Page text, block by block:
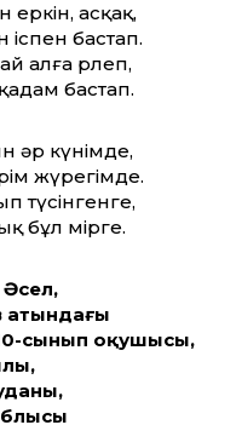
еркін, асқақ,
бастап.
алға өрлеп,
бастап.
әр күнімде,
жүрегімде.
түсінгенге,
бұл өмірге.
Әсел,
атындағы
сынып оқушысы,